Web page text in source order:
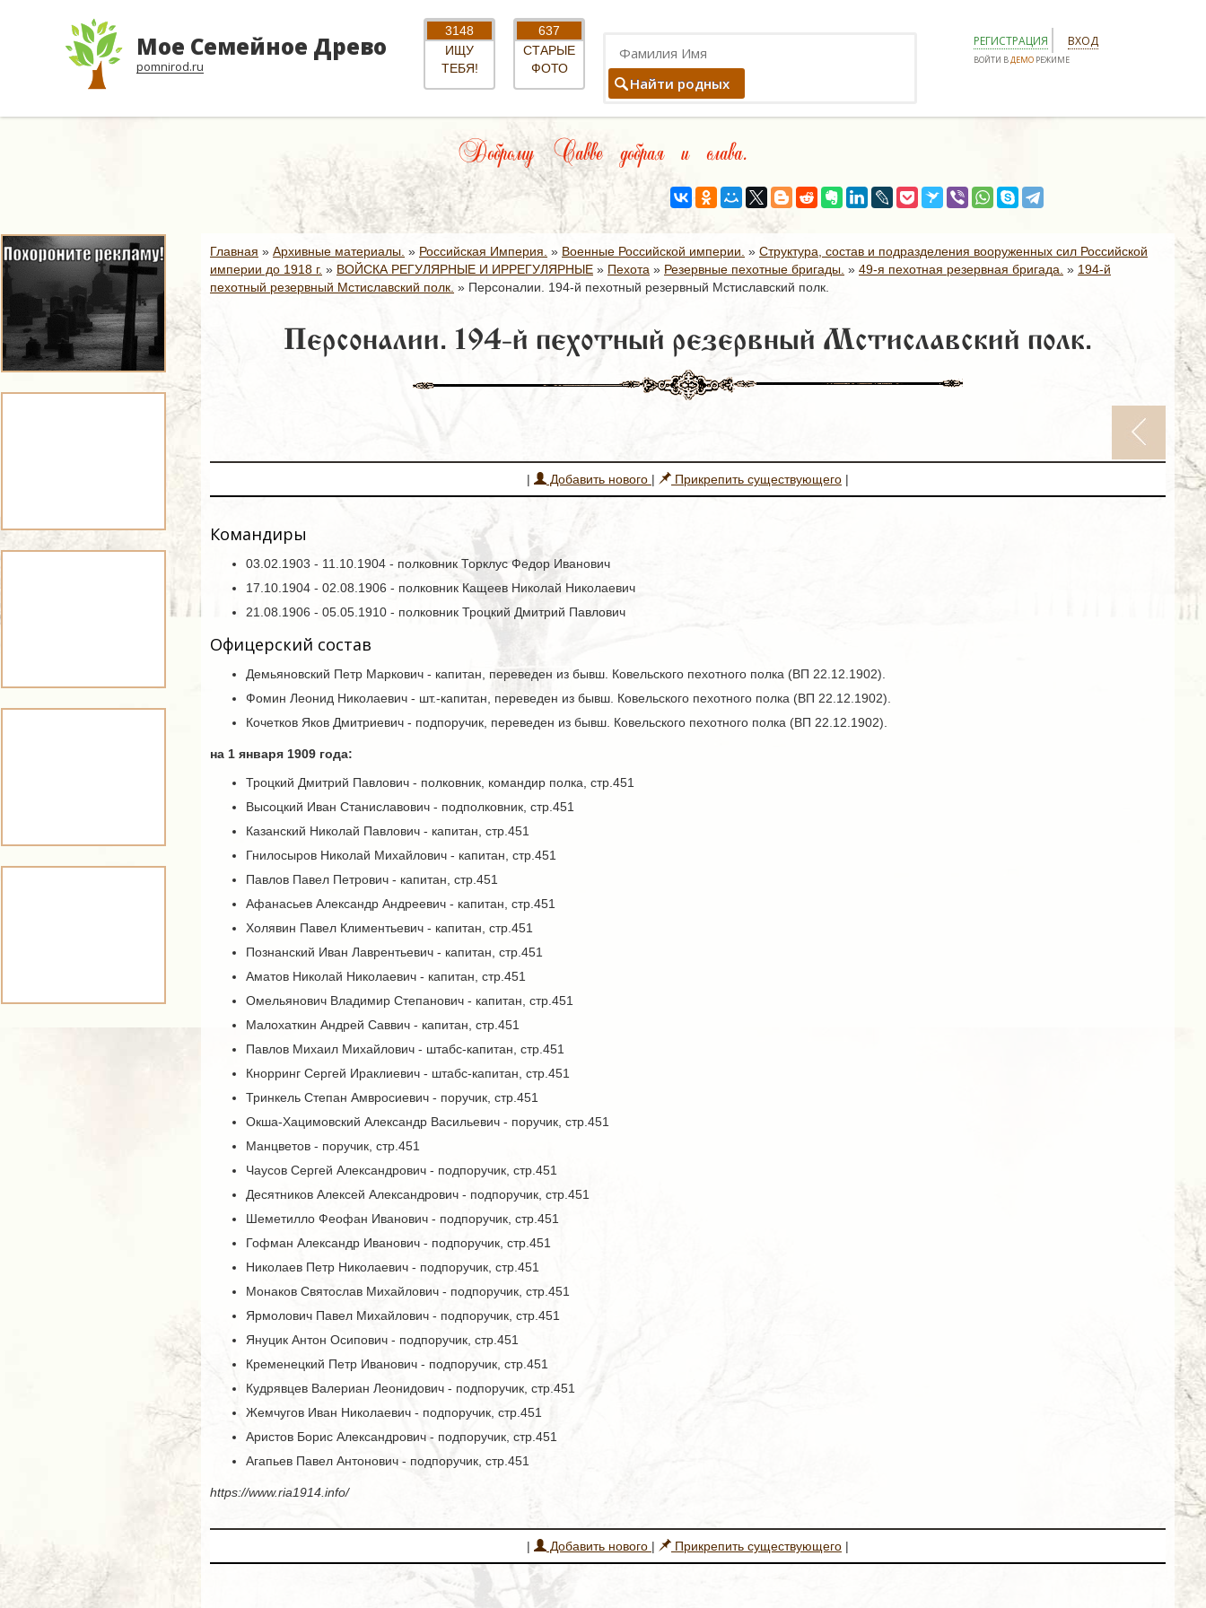
Мое Семейное Древо
pomnirod.ru
3148
ИЩУ
ТЕБЯ!
637
СТАРЫЕ
ФОТО
Найти родных
РЕГИСТРАЦИЯ ВХОД
ВОЙТИ ВДЕМО РЕЖИМЕ
Доброму Савве добрая и слава.
Главная » Архивные материалы. » Российская Империя. » Военные Российской империи. » Структура, состав и подразделения вооруженных сил Российской
империи до 1918 г. » ВОЙСКА РЕГУЛЯРНЫЕ И ИРРЕГУЛЯРНЫЕ » Пехота » Резервные пехотные бригады. » 49-я пехотная резервная бригада. » 194-й
пехотный резервный Мстиславский полк. » Персоналии. 194-й пехотный резервный Мстиславский полк.
Персоналии. 194-й пехотный резервный Мстиславский полк.
| Добавить нового | Прикрепить существующего |
Командиры
03.02.1903 - 11.10.1904 - полковник Торклус Федор Иванович
17.10.1904 - 02.08.1906 - полковник Кащеев Николай Николаевич
21.08.1906 - 05.05.1910 - полковник Троцкий Дмитрий Павлович
Офицерский состав
Демьяновский Петр Маркович - капитан, переведен из бывш. Ковельского пехотного полка (ВП 22.12.1902).
Фомин Леонид Николаевич - шт.-капитан, переведен из бывш. Ковельского пехотного полка (ВП 22.12.1902).
Кочетков Яков Дмитриевич - подпоручик, переведен из бывш. Ковельского пехотного полка (ВП 22.12.1902).
на 1 января 1909 года:
Троцкий Дмитрий Павлович - полковник, командир полка, стр.451
Высоцкий Иван Станиславович - подполковник, стр.451
Казанский Николай Павлович - капитан, стр.451
Гнилосыров Николай Михайлович - капитан, стр.451
Павлов Павел Петрович - капитан, стр.451
Афанасьев Александр Андреевич - капитан, стр.451
Холявин Павел Климентьевич - капитан, стр.451
Познанский Иван Лаврентьевич - капитан, стр.451
Аматов Николай Николаевич - капитан, стр.451
Омельянович Владимир Степанович - капитан, стр.451
Малохаткин Андрей Саввич - капитан, стр.451
Павлов Михаил Михайлович - штабс-капитан, стр.451
Кнорринг Сергей Ираклиевич - штабс-капитан, стр.451
Тринкель Степан Амвросиевич - поручик, стр.451
Окша-Хацимовский Александр Васильевич - поручик, стр.451
Манцветов - поручик, стр.451
Чаусов Сергей Александрович - подпоручик, стр.451
Десятников Алексей Александрович - подпоручик, стр.451
Шеметилло Феофан Иванович - подпоручик, стр.451
Гофман Александр Иванович - подпоручик, стр.451
Николаев Петр Николаевич - подпоручик, стр.451
Монаков Святослав Михайлович - подпоручик, стр.451
Ярмолович Павел Михайлович - подпоручик, стр.451
Януцик Антон Осипович - подпоручик, стр.451
Кременецкий Петр Иванович - подпоручик, стр.451
Кудрявцев Валериан Леонидович - подпоручик, стр.451
Жемчугов Иван Николаевич - подпоручик, стр.451
Аристов Борис Александрович - подпоручик, стр.451
Агапьев Павел Антонович - подпоручик, стр.451
https://www.ria1914.info/
| Добавить нового | Прикрепить существующего |